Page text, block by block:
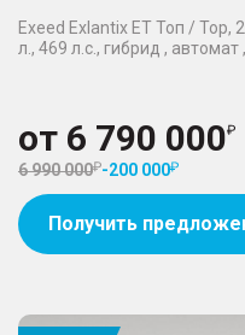
Exeed Exlantix ET Топ / Top,
л., 469 л.с., гибрид ,
от 6 790 000
6 990 000 -200 000
Получить